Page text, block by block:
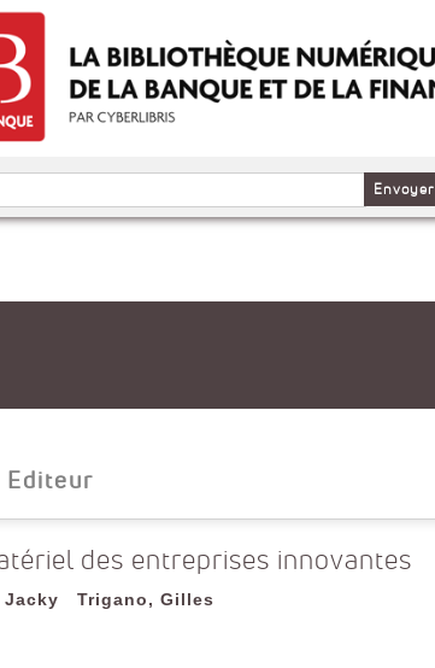
Envoyer
Editeur
des entreprises innovantes
Jacky
Trigano, Gilles